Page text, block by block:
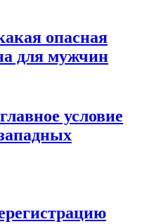
опасная
для мужчин
условие